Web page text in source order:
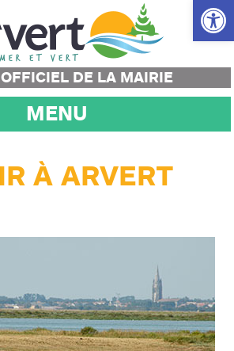
Ouvrir
OFFICIEL DE LA MAIRIE
MENU
À ARVERT